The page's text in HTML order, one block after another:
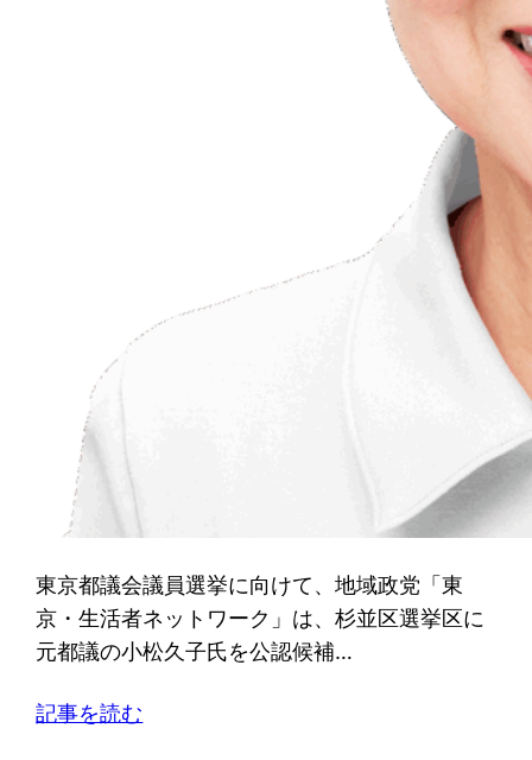
東京都議会議員選挙に向けて、地域政党「東
京・生活者ネットワーク」は、杉並区選挙区に
元都議の小松久子氏を公認候補…
記事を読む